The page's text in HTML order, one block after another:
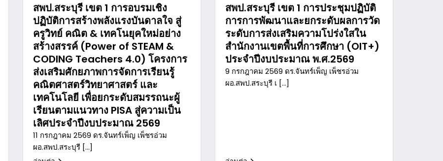
สพป.สระบุรี เขต 1 การอบรมเชิง
ปฏิบัติการสร้างพลังแรงบันดาลใจ สู่
ครูวิทย์ คณิต & เทคโนยุคใหม่อย่าง
สร้างสรรค์ (Power of STEAM &
CODING Teachers 4.0) โครงการ
ส่งเสริมศักยภาพการจัดการเรียนรู้
คณิตศาสตร์วิทยาศาสตร์ และ
เทคโนโลยี เพื่อยกระดับสมรรถนะผู้
เรียนตามแนวทาง PISA สู่ความเป็น
เลิศประจำปีงบประมาณ 2569
11 กรกฎาคม 2569 ดร.จันทร์เพ็ญ เพ็ชรอ่วม
ผอ.สพป.สระบุรี […]
สพป.สระบุรี เขต 1 การประชุมปฏิบัติ
การการพัฒนาและยกระดับผลการวัด
ระดับการส่งเสริมความโปร่งใสใน
สำนักงานเขตพื้นที่การศึกษา (OIT+)
ประจำปีงบประมาณ พ.ศ.2569
9 กรกฎาคม 2569 ดร.จันทร์เพ็ญ เพ็ชรอ่วม
ผอ.สพป.สระบุรี เ […]